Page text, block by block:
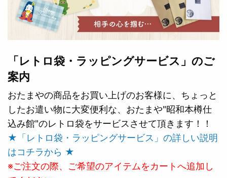
「レトロ袋・ラッピングサービス」のご
案内
おたまやの商品をお買い上げのお客様に、ちょっと
したお遣い物に大変便利な、おたまや"昭和本樽仕
込み館"のレトロ袋をサービスさせて頂きます！！
★「レトロ袋・ラッピングサービス」の詳しい説明
はコチラから ★
※ご注文の際、ご希望のアイテムをカートへ追加し